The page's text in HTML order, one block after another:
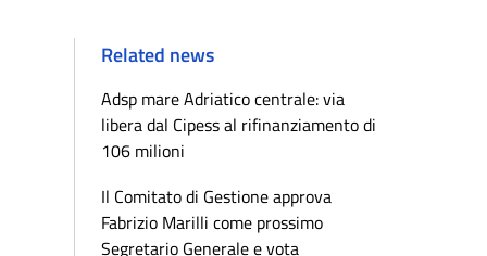
Related news
Adsp mare Adriatico centrale: via
libera dal Cipess al rifinanziamento di
106 milioni
Il Comitato di Gestione approva
Fabrizio Marilli come prossimo
Segretario Generale e vota